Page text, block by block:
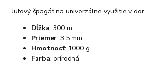
Jutový špagát na univerzálne využitie v
Dĺžka: 300 m
Priemer: 3,5 mm
Hmotnosť: 1000 g
Farba: prírodná